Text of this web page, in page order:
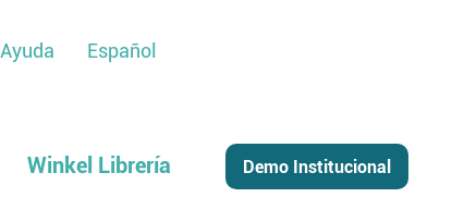
Ayuda Español
Winkel Librería